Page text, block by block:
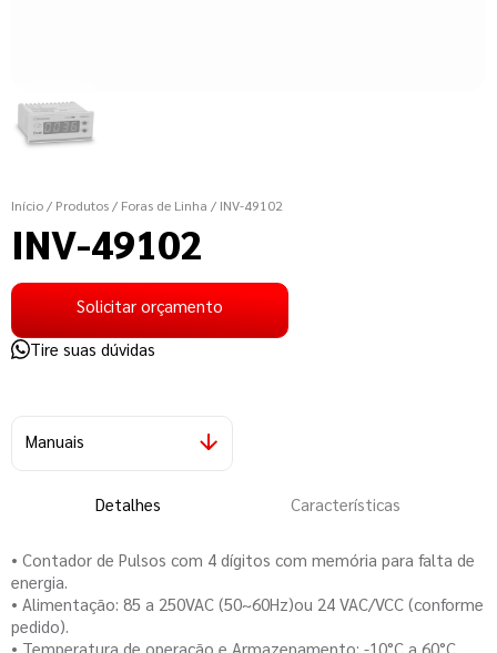
Início / Produtos / Foras de Linha / INV-49102
INV-49102
Solicitar orçamento
Tire suas dúvidas
Detalhes Características
Manuais
• Contador de Pulsos com 4 dígitos com memória para falta de
energia.
• Alimentação: 85 a 250VAC (50~60Hz)ou 24 VAC/VCC (conforme
pedido).
• Temperatura de operação e Armazenamento: -10°C a 60°C.